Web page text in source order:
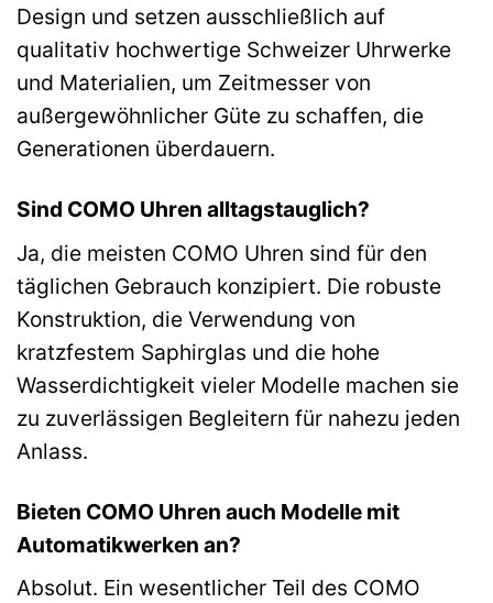
Design und setzen ausschließlich auf
qualitativ hochwertige Schweizer Uhrwerke
und Materialien, um Zeitmesser von
außergewöhnlicher Güte zu schaffen, die
Generationen überdauern.
Sind COMO Uhren alltagstauglich?
Ja, die meisten COMO Uhren sind für den
täglichen Gebrauch konzipiert. Die robuste
Konstruktion, die Verwendung von
kratzfestem Saphirglas und die hohe
Wasserdichtigkeit vieler Modelle machen sie
zu zuverlässigen Begleitern für nahezu jeden
Anlass.
Bieten COMO Uhren auch Modelle mit
Automatikwerken an?
Absolut. Ein wesentlicher Teil des COMO